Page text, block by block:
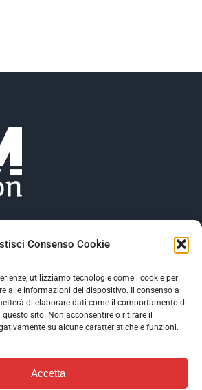
Consenso Cookie
utilizziamo tecnologie come i cookie per
alle informazioni del dispositivo. Il consenso a
di elaborare dati come il comportamento di
sito. Non acconsentire o ritirare il
su alcune caratteristiche e funzioni.
Accetta